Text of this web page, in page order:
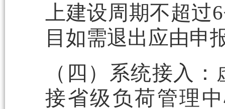
上建设周期不超过
目如需退出应由申
（四）系统接入
接省级负荷管理